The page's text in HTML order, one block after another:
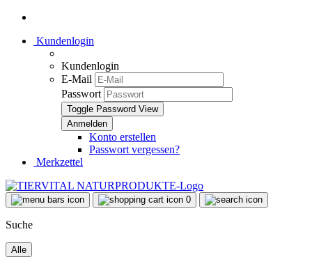
Kundenlogin
Kundenlogin
E-Mail
Passwort
Toggle Password View
Konto erstellen
Passwort vergessen?
Merkzettel
0
Suche
Alle